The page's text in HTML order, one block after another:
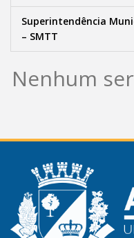
Superintendência
– SMTT
Nenhum